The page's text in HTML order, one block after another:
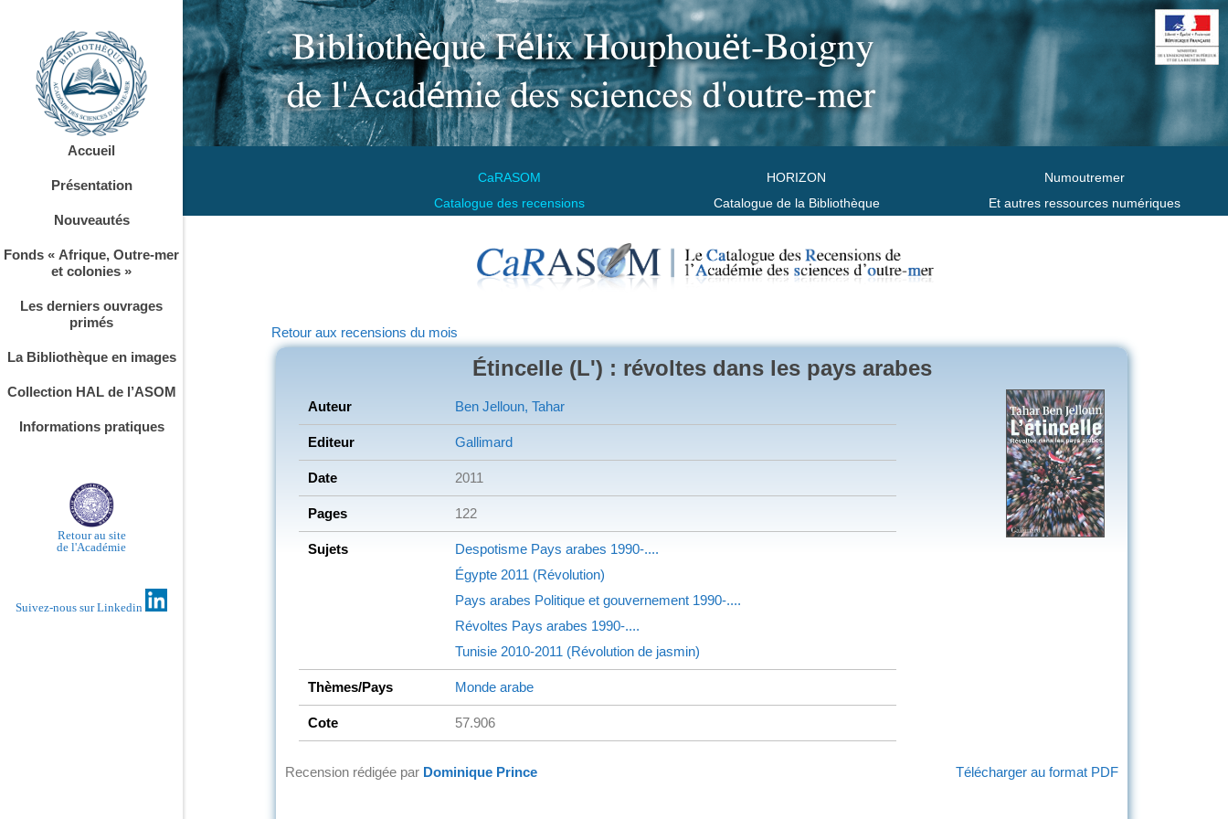
CaRASOM
Catalogue des recensions
HORIZON
Catalogue de la Bibliothèque
Numoutremer
Et autres ressources numériques
Accueil
Présentation
Nouveautés
Fonds « Afrique, Outre-mer
et colonies »
Les derniers ouvrages
primés
La Bibliothèque en images
Collection HAL de l’ASOM
Informations pratiques
Retour au site
de l'Académie
Suivez-nous sur Linkedin
Retour aux recensions du mois
Étincelle (L') : révoltes dans les pays arabes
Auteur Ben Jelloun, Tahar
Editeur Gallimard
Date 2011
Pages 122
Sujets Despotisme Pays arabes 1990-....
Égypte 2011 (Révolution)
Pays arabes Politique et gouvernement 1990-....
Révoltes Pays arabes 1990-....
Tunisie 2010-2011 (Révolution de jasmin)
Thèmes/Pays Monde arabe
Cote 57.906
Télécharger au format PDF
Recension rédigée par Dominique Prince